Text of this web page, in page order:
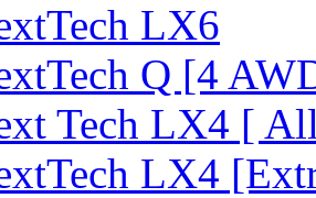
LX6
Q [4
Tech LX4 [
LX4